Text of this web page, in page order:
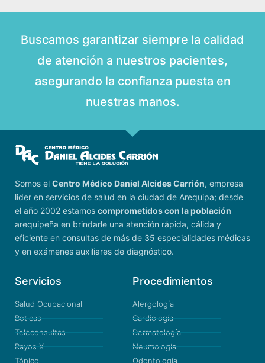
Buscamos garantizar siempre la calidad
de atención a nuestros pacientes,
asegurando la confianza puesta en
nuestras manos.
Somos el Centro Médico Daniel Alcides Carrión, empresa
lider en servicios de salud en la ciudad de Arequipa; desde
el año 2002 estamos comprometidos con la población
arequipeña en brindarle una atención rápida, cálida y
eficiente en consultas de más de 35 especialidades médicas
y en exámenes auxiliares de diagnóstico.
Servicios
Salud Ocupacional
Boticas
Teleconsultas
Rayos X
Tópico
Procedimientos
Alergología
Cardiología
Dermatología
Neumología
Odontología